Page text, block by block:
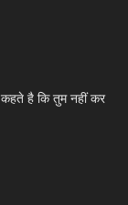
है कि तुम नहीं कर